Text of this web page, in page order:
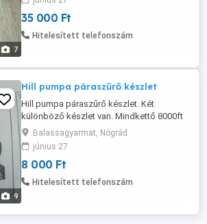
7
Posta megoldható. (3-3500ft)
35 000 Ft
Hitelesített telefonszám
9
Hill pumpa páraszűrő készlet
Hill pumpa páraszűrő készlet. Két
különböző készlet van. Mindkettő 8000ft
db + posta. (eredeti ára 15.000ft körül db)
Mindkettő új,csak a képek miatt lett
kibontva. Szűrő és granulátum a Hill
pumpához. A szűrő utólag könnyen
csatlakoztatható az anélkül vásárolt
Balassagyarmat, Nógrád
június 27
8 000 Ft
Hitelesített telefonszám